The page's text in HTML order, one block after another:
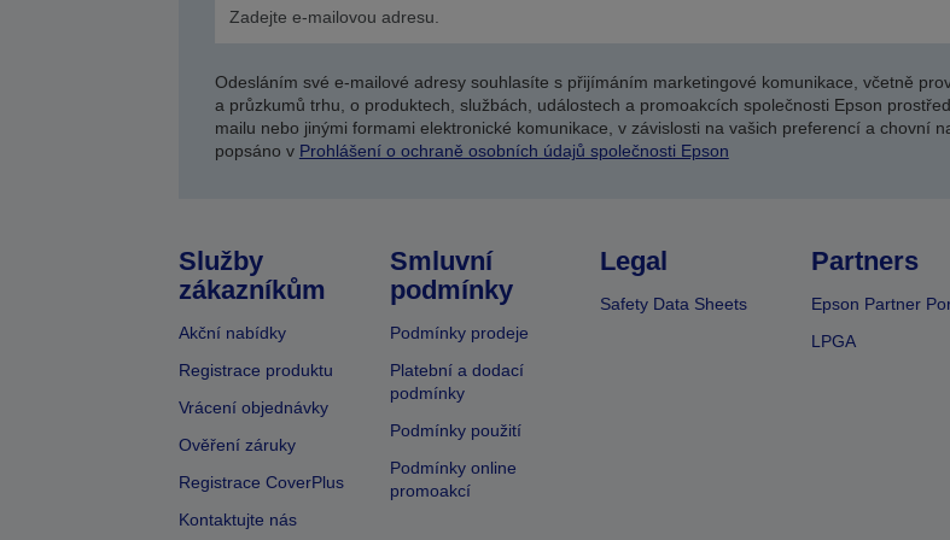
Odesláním své e-mailové adresy souhlasíte s přijímáním marketingové komunikace, včetně
a průzkumů trhu, o produktech, službách, událostech a promoakcích společnosti Epson
mailu nebo jinými formami elektronické komunikace, v závislosti na vašich preferencí a chovní
popsáno v Prohlášení o ochraně osobních údajů společnosti Epson
Služby
zákazníkům
Akční nabídky
Registrace produktu
Vrácení objednávky
Ověření záruky
Registrace CoverPlus
Kontaktujte nás
Smluvní
podmínky
Podmínky prodeje
Platební a dodací
podmínky
Podmínky použití
Podmínky online
promoakcí
Legal
Safety Data Sheets
Partners
Epson Partner
LPGA